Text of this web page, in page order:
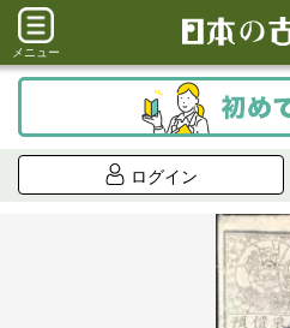
メニュー
ログイン